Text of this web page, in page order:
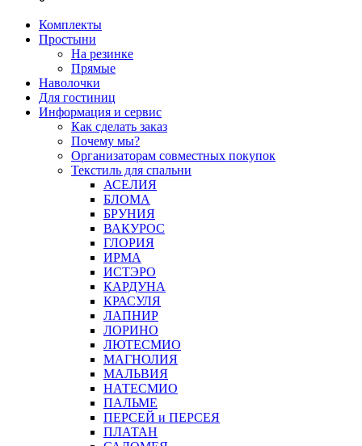
Комплекты
Простыни
На резинке
Прямые
Наволочки
Для гостиниц
Информация и сервис
Как сделать заказ
Почему мы?
Организаторам совместных покупок
Текстиль для спальни
АСЕЛИЯ
БЛОМА
БРУНИЯ
ВАКУРОС
ГЛОРИЯ
ИРМА
ИСТЭРО
КАРДУНА
КРАСУЛЯ
ЛАПНИР
ЛОРИНО
ЛЮТЕСМИО
МАГНОЛИЯ
МАЛЬВИЯ
НАТЕСМИО
ПАЛЬМЕ
ПЕРСЕЙ и ПЕРСЕЯ
ПЛАТАН